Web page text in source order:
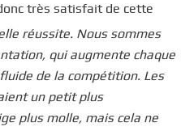
très satisfait de cette
réussite. Nous sommes
qui augmente chaque
de la compétition. Les
un petit plus
plus molle, mais cela ne